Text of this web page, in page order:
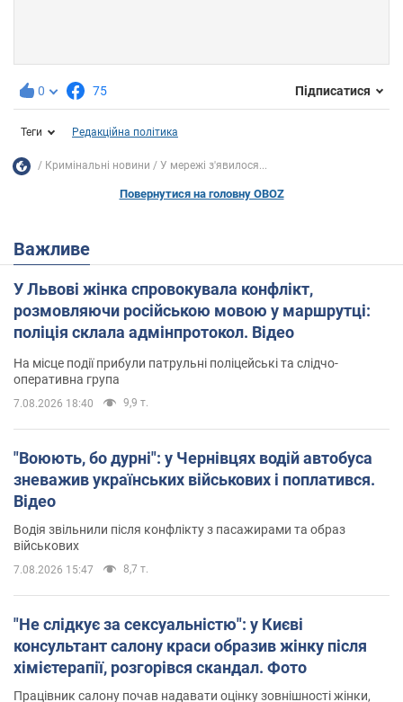
0 75 Підписатися
Теги Редакційна політика
Кримінальні новини У мережі з'явилося...
Повернутися на головну OBOZ
Важливе
У Львові жінка спровокувала конфлікт,
розмовляючи російською мовою у маршрутці:
поліція склала адмінпротокол. Відео
На місце події прибули патрульні поліцейські та слідчо-
оперативна група
7.08.2026 18:40 9,9 т.
"Воюють, бо дурні": у Чернівцях водій автобуса
зневажив українських військових і поплатився.
Відео
Водія звільнили після конфлікту з пасажирами та образ
військових
7.08.2026 15:47 8,7 т.
"Не слідкує за сексуальністю": у Києві
консультант салону краси образив жінку після
хімієтерапії, розгорівся скандал. Фото
Працівник салону почав надавати оцінку зовнішності жінки,